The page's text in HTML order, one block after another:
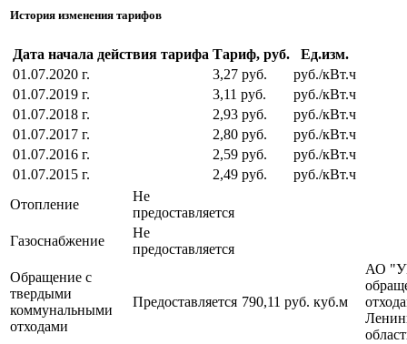
История изменения тарифов
Дата начала действия тарифа Тариф, руб.
Ед.изм.
01.07.2020 г.
3,27 руб.
руб./кВт.ч
01.07.2019 г.
3,11 руб.
руб./кВт.ч
01.07.2018 г.
2,93 руб.
руб./кВт.ч
01.07.2017 г.
2,80 руб.
руб./кВт.ч
01.07.2016 г.
2,59 руб.
руб./кВт.ч
01.07.2015 г.
2,49 руб.
руб./кВт.ч
Отопление
Не
предоставляется
Газоснабжение
Не
предоставляется
Обращение с
твердыми
коммунальными
отходами
Предоставляется 790,11 руб. куб.м
АО